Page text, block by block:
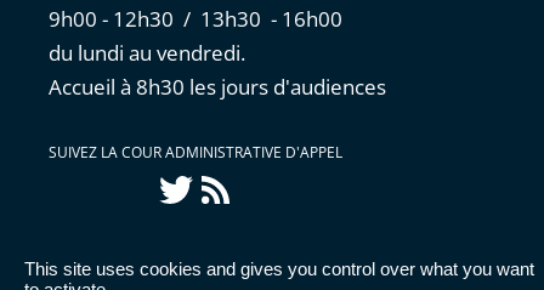
This site uses cookies and gives you control over what you want
9h00 - 12h30 / 13h30 - 16h00
du lundi au vendredi.
Accueil à 8h30 les jours d'audiences
SUIVEZ LA COUR ADMINISTRATIVE D'APPEL
Twitter
Flux
RSS
Accessibilité : partiellement conforme Mentions